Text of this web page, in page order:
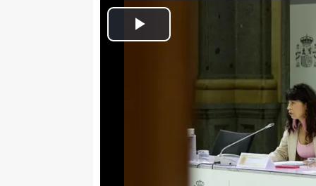
La ministra de Igualdad, Ana Redondo (i), preside el Comité de
Europa Press Sociedad
MADRID, 10 (EUROPA PRESS)
La ministra de Igualdad, Ana
máxima" ante los meses de